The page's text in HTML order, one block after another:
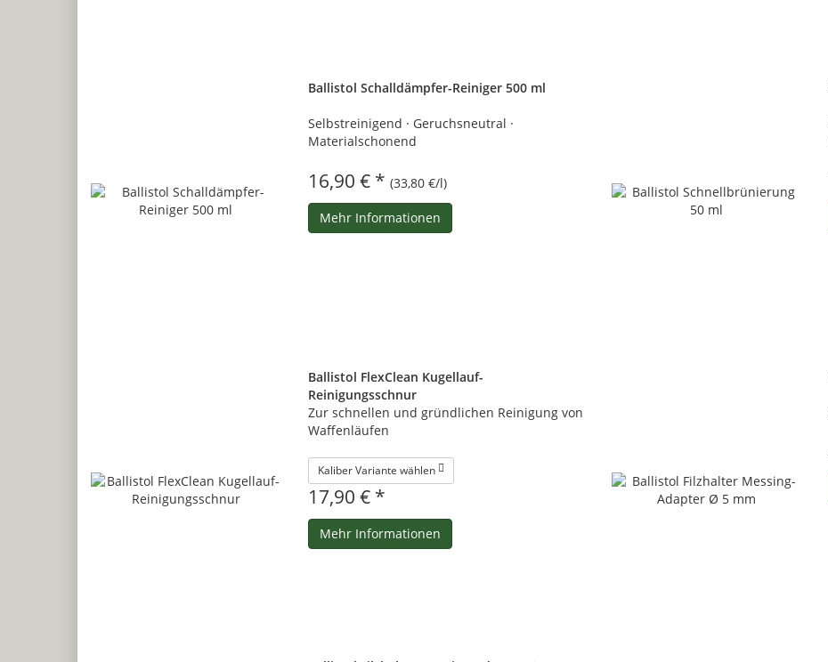
Ballistol Schalldämpfer-Reiniger 500 ml
Selbstreinigend · Geruchsneutral ·
Materialschonend
16,90 € * (33,80 €/l)
Mehr Informationen
Ballistol FlexClean Kugellauf-
Reinigungsschnur
Zur schnellen und gründlichen Reinigung von
Waffenläufen
Kaliber Variante wählen
17,90 € *
Mehr Informationen